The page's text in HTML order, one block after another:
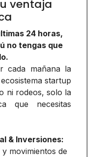
ventaja
24 horas,
no tengas que
cada mañana la
startup
ni rodeos, solo la
que necesitas
& Inversiones:
movimientos de